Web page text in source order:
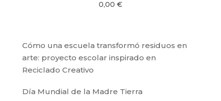
0,00 €
Cómo una escuela transformó residuos en
arte: proyecto escolar inspirado en
Reciclado Creativo
Día Mundial de la Madre Tierra